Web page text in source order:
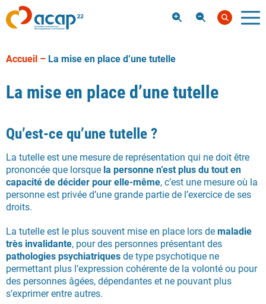
Augmenter
Diminuer
Accueil – La mise en place d’une tutelle
La mise en place d’une tutelle
Qu’est-ce qu’une tutelle ?
La tutelle est une mesure de représentation qui ne doit être
prononcée que lorsque la personne n’est plus du tout en
capacité de décider pour elle-même, c’est une mesure où la
personne est privée d’une grande partie de l’exercice de ses
droits.
La tutelle est le plus souvent mise en place lors de maladie
très invalidante, pour des personnes présentant des
pathologies psychiatriques de type psychotique ne
permettant plus l’expression cohérente de la volonté ou pour
des personnes âgées, dépendantes et ne pouvant plus
s’exprimer entre autres.